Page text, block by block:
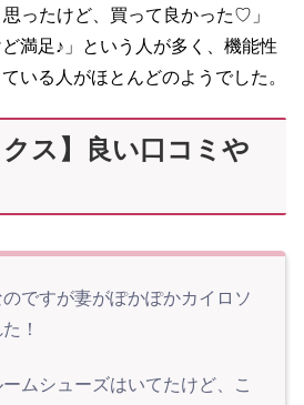
ったけど、買って良かった♡」
ど満足♪」という人が多く、機能性
いる人がほとんどのようでした。
クス】良い口コミや
ですが妻がぽかぽかカイロソ
！
ムシューズはいてたけど、こ